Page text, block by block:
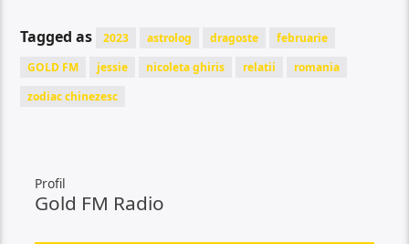
Tagged as 2023 astrolog dragoste
februarie
GOLD FM
jessie nicoleta ghiris relatii
romania
zodiac chinezesc
Profil
Gold FM Radio